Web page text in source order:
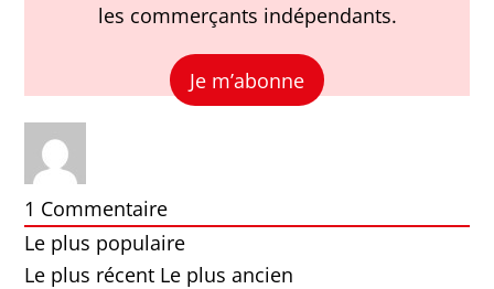
les commerçants indépendants.
Je m’abonne
1 Commentaire
Le plus populaire
Le plus récent Le plus ancien